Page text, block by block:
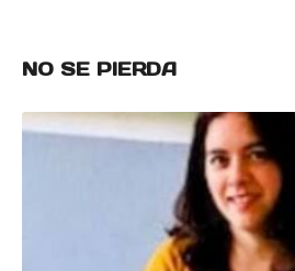
NO SE PIERDA